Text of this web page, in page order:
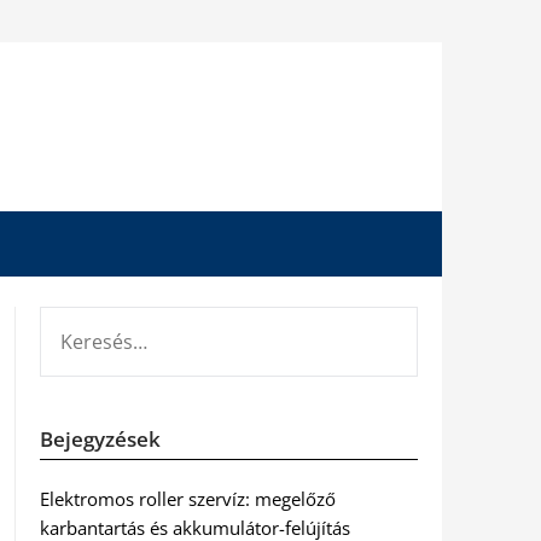
Bejegyzések
Elektromos roller szervíz: megelőző
karbantartás és akkumulátor-felújítás